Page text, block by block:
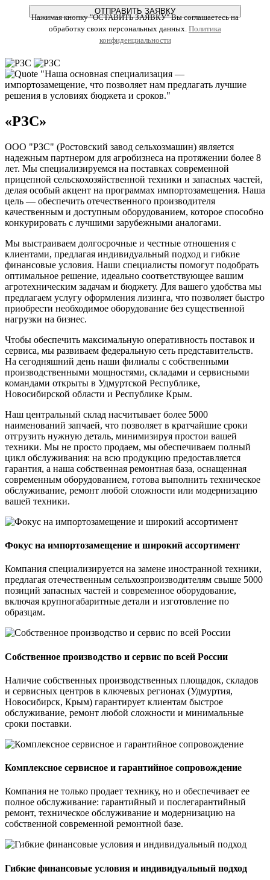
ОТПРАВИТЬ ЗАЯВКУ
Нажимая кнопку "ОСТАВИТЬ ЗАЯВКУ" Вы соглашаетесь на
обработку своих персональных данных. Политика
конфиденциальности
"Наша основная специализация —
импортозамещение, что позволяет нам предлагать лучшие
решения в условиях бюджета и сроков."
«РЗС»
ООО "РЗС" (Ростовский завод сельхозмашин) является
надежным партнером для агробизнеса на протяжении более 8
лет. Мы специализируемся на поставках современной
прицепной сельскохозяйственной техники и запасных частей,
делая особый акцент на программах импортозамещения. Наша
цель — обеспечить отечественного производителя
качественным и доступным оборудованием, которое способно
конкурировать с лучшими зарубежными аналогами.
Мы выстраиваем долгосрочные и честные отношения с
клиентами, предлагая индивидуальный подход и гибкие
финансовые условия. Наши специалисты помогут подобрать
оптимальное решение, идеально соответствующее вашим
агротехническим задачам и бюджету. Для вашего удобства мы
предлагаем услугу оформления лизинга, что позволяет быстро
приобрести необходимое оборудование без существенной
нагрузки на бизнес.
Чтобы обеспечить максимальную оперативность поставок и
сервиса, мы развиваем федеральную сеть представительств.
На сегодняшний день наши филиалы с собственными
производственными мощностями, складами и сервисными
командами открыты в Удмуртской Республике,
Новосибирской области и Республике Крым.
Наш центральный склад насчитывает более 5000
наименований запчаей, что позволяет в кратчайшие сроки
отгрузить нужную деталь, минимизируя простои вашей
техники. Мы не просто продаем, мы обеспечиваем полный
цикл обслуживания: на всю продукцию предоставляется
гарантия, а наша собственная ремонтная база, оснащенная
современным оборудованием, готова выполнить техническое
обслуживание, ремонт любой сложности или модернизацию
вашей техники.
Фокус на импортозамещение и широкий ассортимент
Компания специализируется на замене иностранной техники,
предлагая отечественным сельхозпроизводителям свыше 5000
позиций запасных частей и современное оборудование,
включая крупногабаритные детали и изготовление по
образцам.
Собственное производство и сервис по всей России
Наличие собственных производственных площадок, складов
и сервисных центров в ключевых регионах (Удмуртия,
Новосибирск, Крым) гарантирует клиентам быстрое
обслуживание, ремонт любой сложности и минимальные
сроки поставки.
Комплексное сервисное и гарантийное сопровождение
Компания не только продает технику, но и обеспечивает ее
полное обслуживание: гарантийный и послегарантийный
ремонт, техническое обслуживание и модернизацию на
собственной современной ремонтной базе.
Гибкие финансовые условия и индивидуальный подход